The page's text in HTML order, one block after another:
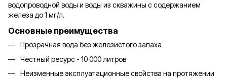
водопроводной воды и воды из скважины с содержанием
железа до 1 мг/л.
Основные преимущества
Прозрачная вода без железистого запаха
Честный ресурс - 10 000 литров
Неизменные эксплуатационные свойства на протяжении